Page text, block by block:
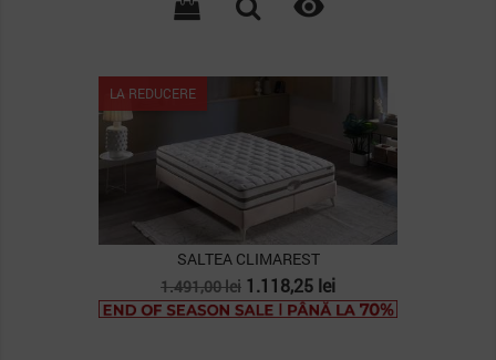

LA REDUCERE
SALTEA CLIMAREST
Pret
de
1.491,00 lei Pret
1.118,25 lei